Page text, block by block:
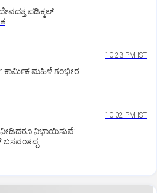
ದೇವದತ್ತ ಪಡಿಕ್ಕಲ್‌
10:23 PM IST
ಕಾರ್ಮಿಕ ಮಹಿಳೆ ಗಂಭೀರ
10:02 PM IST
ನಿಭಾಯಿಸುವೆ: